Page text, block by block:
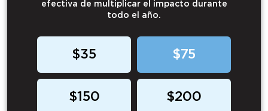
efectiva de multiplicar el impacto durante
todo el año.
$35 $75
$150 $200